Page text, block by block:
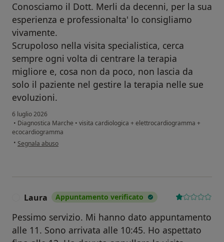
Conosciamo il Dott. Merli da decenni, per la sua
esperienza e professionalta' lo consigliamo
vivamente.
Scrupoloso nella visita specialistica, cerca
sempre ogni volta di centrare la terapia
migliore e, cosa non da poco, non lascia da
solo il paziente nel gestire la terapia nelle sue
evoluzioni.
6 luglio 2026
• Diagnostica Marche • visita cardiologica + elettrocardiogramma +
ecocardiogramma
• secondo l'opinione dell'utente Annalisa Mazzuferi
Segnala abuso
Laura Appuntamento verificato
Pessimo servizio. Mi hanno dato appuntamento
alle 11. Sono arrivata alle 10:45. Ho aspettato